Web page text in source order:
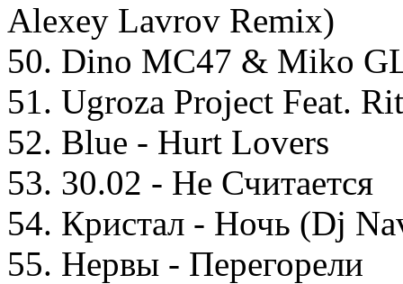
Alexey Lavrov Remix)
50. Dino MC47 & Miko
51. Ugroza Project Feat.
52. Blue - Hurt Lovers
53. 30.02 - Не Считается
54. Кристал - Ночь (Dj
55. Нервы - Перегорели